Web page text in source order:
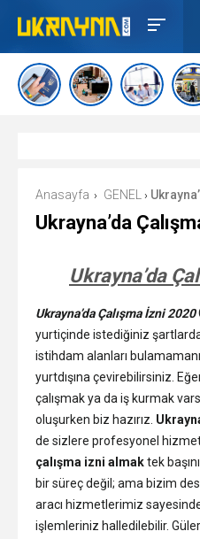
Anasayfa › GENEL ›
Ukrayna’da
Ukrayna’da
Ukrayna’da Çalışma İzni 2020
yurtiçinde istediğiniz
istihdam alanları
yurtdışına çevirebilirsiniz.
çalışmak ya da iş kurmak
oluşurken biz hazırız.
de sizlere profesyonel
çalışma izni almaktek
bir süreç değil; ama bizim
aracı hizmetlerimiz
işlemleriniz halledilebilir.